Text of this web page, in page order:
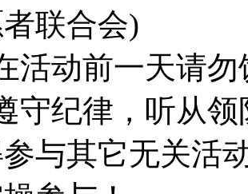
联合会)
活动前一天请
守纪律，听从
与其它无关活